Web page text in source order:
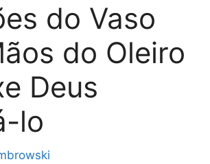
do Vaso
do Oleiro
Deus
lo